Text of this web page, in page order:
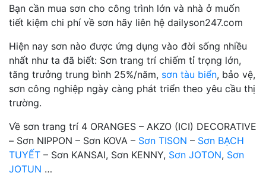
Bạn cần mua sơn cho công trình lớn và nhà ở muốn
tiết kiệm chi phí về sơn hãy liên hệ dailyson247.com
Hiện nay sơn nào được ứng dụng vào đời sống nhiều
nhất như ta đã biết: Sơn trang trí chiếm tỉ trọng lớn,
tăng trưởng trung bình 25%/năm, sơn tàu biển, bảo vệ,
sơn công nghiệp ngày càng phát triển theo yêu cầu thị
trường.
Về sơn trang trí 4 ORANGES – AKZO (ICI) DECORATIVE
– Sơn NIPPON – Sơn KOVA – Sơn TISON – Sơn BẠCH
TUYẾT – Sơn KANSAI, Sơn KENNY, Sơn JOTON, Sơn
JOTUN …